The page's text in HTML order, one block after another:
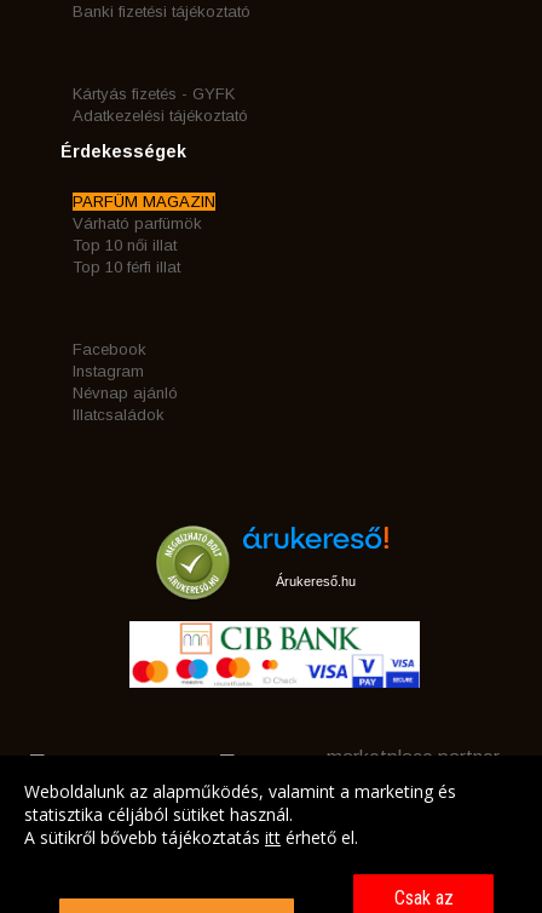
Banki fizetési tájékoztató
Kártyás fizetés - GYFK
Adatkezelési tájékoztató
Érdekességek
PARFÜM MAGAZIN
Várható parfümök
Top 10 női illat
Top 10 férfi illat
Facebook
Instagram
Névnap ajánló
Illatcsaládok
Árukereső.hu
marketplace partner
Weboldalunk az alapműködés, valamint a marketing és
statisztika céljából sütiket használ.
A sütikről bővebb tájékoztatás itt érhető el.
Csak az